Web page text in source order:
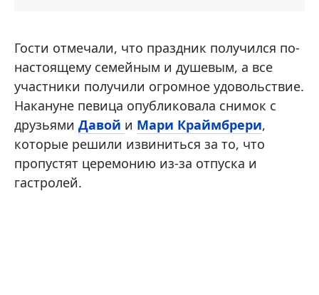
Гости отмечали, что праздник получился по-
настоящему семейным и душевым, а все
участники получили огромное удовольствие.
Накануне певица опубликовала снимок с
друзьями Давой и Мари Краймбрери,
которые решили извиниться за то, что
пропустят церемонию из-за отпуска и
гастролей.